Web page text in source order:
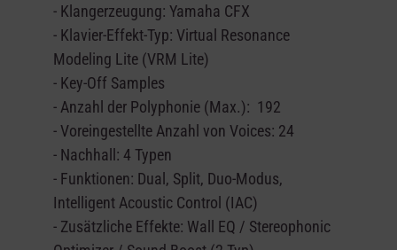
- Klangerzeugung: Yamaha CFX
- Klavier-Effekt-Typ: Virtual Resonance
Modeling Lite (VRM Lite)
- Key-Off Samples
- Anzahl der Polyphonie (Max.): 192
- Voreingestellte Anzahl von Voices: 24
- Nachhall: 4 Typen
- Funktionen: Dual, Split, Duo-Modus,
Intelligent Acoustic Control (IAC)
- Zusätzliche Effekte: Wall EQ / Stereophonic